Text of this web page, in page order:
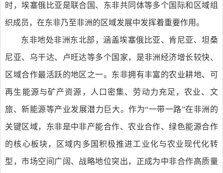
时，埃塞俄比亚是联合国、东非共同体等多个国际和区域组
织成员，在东非乃至非洲的区域发展中发挥着重要作用。
东非地处非洲东北部，涵盖埃塞俄比亚、肯尼亚、坦桑
尼亚、乌干达、卢旺达等多个国家，是非洲经济增长较快、
区域合作最活跃的地区之一。东非拥有丰富的农业耕地、可
再生能源与矿产资源，人口密集、劳动力充足，农业、文
旅、新能源等产业发展潜力巨大。作为“一带一路”在非洲的
关键区域，东非是中非产能合作、农业合作、绿色能源合作
的核心板块，区域内多国积极推进工业化与农业现代化转
型，市场空间广阔、战略地位突出，正成为中非合作高质量